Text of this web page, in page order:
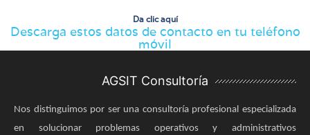
Da clic aquí
Descarga estos datos de contacto en tu teléfono
móvil
AGSIT Consultoría
Nos distinguimos por ser una consultoría profesional especializada
en solucionar problemas operativos y administrativos